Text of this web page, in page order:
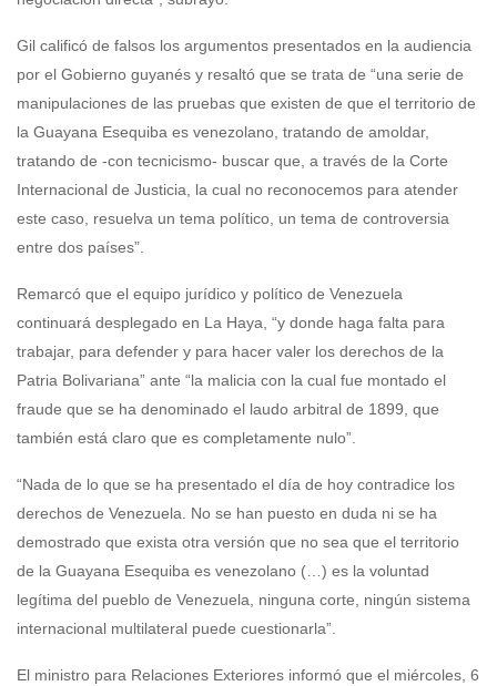
Gil calificó de falsos los argumentos presentados en la audiencia
por el Gobierno guyanés y resaltó que se trata de “una serie de
manipulaciones de las pruebas que existen de que el territorio de
la Guayana Esequiba es venezolano, tratando de amoldar,
tratando de -con tecnicismo- buscar que, a través de la Corte
Internacional de Justicia, la cual no reconocemos para atender
este caso, resuelva un tema político, un tema de controversia
entre dos países”.
Remarcó que el equipo jurídico y político de Venezuela
continuará desplegado en La Haya, “y donde haga falta para
trabajar, para defender y para hacer valer los derechos de la
Patria Bolivariana” ante “la malicia con la cual fue montado el
fraude que se ha denominado el laudo arbitral de 1899, que
también está claro que es completamente nulo”.
“Nada de lo que se ha presentado el día de hoy contradice los
derechos de Venezuela. No se han puesto en duda ni se ha
demostrado que exista otra versión que no sea que el territorio
de la Guayana Esequiba es venezolano (…) es la voluntad
legítima del pueblo de Venezuela, ninguna corte, ningún sistema
internacional multilateral puede cuestionarla”.
El ministro para Relaciones Exteriores informó que el miércoles, 6